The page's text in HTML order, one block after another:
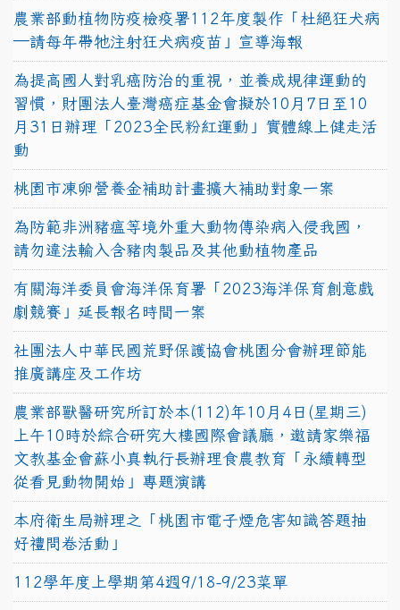
農業部動植物防疫檢疫署112年度製作「杜絕狂犬病
—請每年帶牠注射狂犬病疫苗」宣導海報
為提高國人對乳癌防治的重視，並養成規律運動的
習慣，財團法人臺灣癌症基金會擬於10月7日至10
月31日辦理「2023全民粉紅運動」實體線上健走活
動
桃園市凍卵營養金補助計畫擴大補助對象一案
為防範非洲豬瘟等境外重大動物傳染病入侵我國，
請勿違法輸入含豬肉製品及其他動植物產品
有關海洋委員會海洋保育署「2023海洋保育創意戲
劇競賽」延長報名時間一案
社團法人中華民國荒野保護協會桃園分會辦理節能
推廣講座及工作坊
農業部獸醫研究所訂於本(112)年10月4日(星期三)
上午10時於綜合研究大樓國際會議廳，邀請家樂福
文教基金會蘇小真執行長辦理食農教育「永續轉型
從看見動物開始」專題演講
本府衛生局辦理之「桃園市電子煙危害知識答題抽
好禮問卷活動」
112學年度上學期第4週9/18-9/23菜單